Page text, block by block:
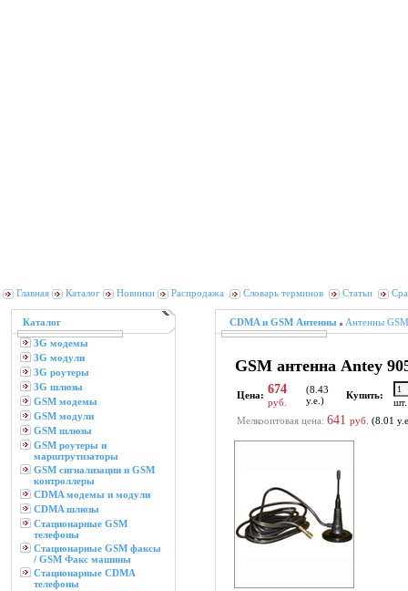
Главная Каталог Новинки Распродажа Словарь терминов Статьи
Каталог
3G модемы
3G модули
3G роутеры
3G шлюзы
GSM модемы
GSM модули
GSM шлюзы
GSM роутеры и
марштрутизаторы
GSM сигнализации и GSM
контроллеры
CDMA модемы и модули
CDMA шлюзы
Стационарные GSM
телефоны
Стационарные GSM факсы
/ GSM Факс машины
Стационарные CDMA
телефоны
CDMA и GSM Антенны Антенны
GSM антенна Antey
Цена: 674
руб.
(8.43
у.е.)
Купить:
Мелкооптовая цена: 641 руб. (8.01